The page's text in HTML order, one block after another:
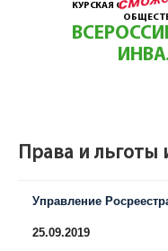
КУРСКАЯ
Права и льготы
Управление
25.09.2019